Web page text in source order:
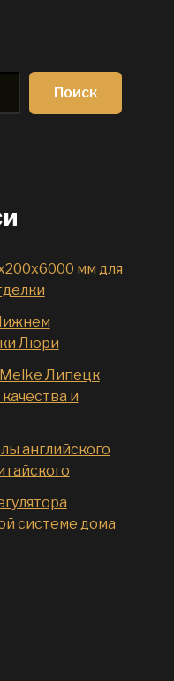
Поиск
мм для
Люри
Липецк
и
английского
системе дома